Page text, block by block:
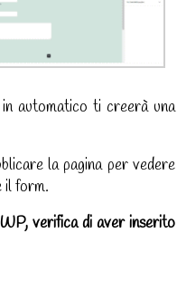
automatico ti creerà una
la pagina per vedere
il form.
verifica di aver inserito